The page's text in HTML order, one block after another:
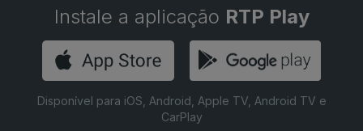
Instale a aplicação RTP Play
Disponível para iOS, Android, Apple TV, Android TV e
CarPlay